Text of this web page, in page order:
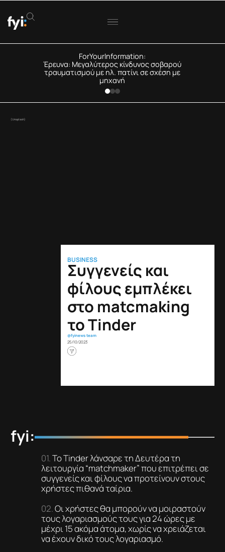
ForYourInformation:
Έρευνα: Μεγαλύτερος κίνδυνος σοβαρού
τραυματισμού με ηλ. πατίνι σε σχέση με
μηχανή
(Unsplash)
BUSINESS
Συγγενείς και
φίλους εμπλέκει
στο matcmaking
το Tinder
@fyinews team
25/10/2023
fyi:
Το Tinder λάνσαρε τη Δευτέρα τη
λειτουργία “matchmaker” που επιτρέπει σε
συγγενείς και φίλους να προτείνουν στους
χρήστες πιθανά ταίρια.
Οι χρήστες θα μπορούν να μοιραστούν
τους λογαριασμούς τους για 24 ώρες με
μέχρι 15 ακόμα άτομα, χωρίς να χρειάζεται
να έχουν δικό τους λογαριασμό.